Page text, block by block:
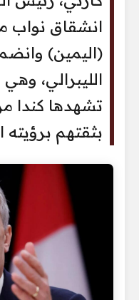
انشقاق نواب
(اليمين)
الليبرالي،
تشهدها كندا
بثقتهم برؤيته